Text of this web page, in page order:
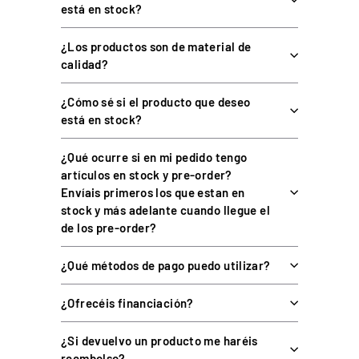
ESPECIFICACIONES TÉCNICAS DEL HYPER-
Dimensiones 215 x 135 x 68 mm
900 g
Carcasa
Iluminación 10 LEDs RGB configurables
Conexión
extensión 1 m
Conector secundario GX12 tipo aviación
está en stock?
¿Los productos son de material de
calidad?
¿Cómo sé si el producto que deseo
está en stock?
¿Qué ocurre si en mi pedido tengo
artículos en stock y pre-order?
Envíais primeros los que estan en
stock y más adelante cuando llegue el
de los pre-order?
¿Qué métodos de pago puedo utilizar?
¿Ofrecéis financiación?
¿Si devuelvo un producto me haréis